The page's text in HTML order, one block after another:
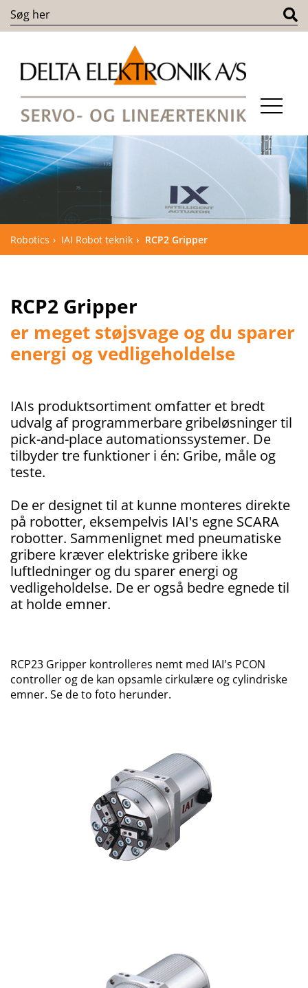
Robotics IAI Robot teknik RCP2 Gripper
RCP2 Gripper
er meget støjsvage og du sparer
energi og vedligeholdelse
IAIs produktsortiment omfatter et bredt
udvalg af programmerbare gribeløsninger til
pick-and-place automationssystemer. De
tilbyder tre funktioner i én: Gribe, måle og
teste.
De er designet til at kunne monteres direkte
på robotter, eksempelvis IAI's egne SCARA
robotter. Sammenlignet med pneumatiske
gribere kræver elektriske gribere ikke
luftledninger og du sparer energi og
vedligeholdelse. De er også bedre egnede til
at holde emner.
RCP23 Gripper kontrolleres nemt med IAI's PCON
controller og de kan opsamle cirkulære og cylindriske
emner. Se de to foto herunder.